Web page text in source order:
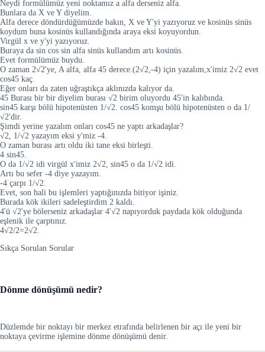
Neydi formülümüz yeni noktamız a alfa derseniz alfa.
Bunlara da X ve Y diyelim.
Alfa derece döndürdüğümüzde bakın, X ve Y'yi yazıyoruz ve kosinüs sinüs
koydum buna kosinüs kullandığında araya eksi koyuyordun.
Virgül x ve y'yi yazıyoruz.
Buraya da sin cos sin alfa sinüs kullandım artı kosinüs.
Evet formülümüz buydu.
O zaman 2√2'ye, A alfa, alfa 45 derece.(2√2,-4) için yazalım,x'imiz 2√2 evet
cos45 kaç.
Eğer onları da zaten uğraştıkça aklınızda kalıyor da.
45 Burası bir bir diyelim burası √2 birim oluyordu 45'in kalıbında.
sin45 karşı bölü hipotenüsten 1/√2. cos45 komşu bölü hipotenüsten o da 1/
√2'dir.
Şimdi yerine yazalım onları cos45 ne yaptı arkadaşlar?
√2, 1/√2 yazayım eksi y'miz -4.
O zaman burası artı oldu iki tane eksi birleşti.
4 sin45.
O da 1/√2 idi virgül x'imiz 2√2, sin45 o da 1/√2 idi.
Artı bu sefer -4 diye yazayım.
-4 çarpı 1/√2.
Evet, son hali bu işlemleri yaptığınızda bitiyor işiniz.
Burada kök ikileri sadeleştirdim 2 kaldı.
4'ü √2'ye bölerseniz arkadaşlar 4'√2 napıyorduk paydada kök olduğunda
eşlenik ile çarptınız.
4√2/2=2√2.
Sıkça Sorulan Sorular
Dönme dönüşümü nedir?
Düzlemde bir noktayı bir merkez etrafında belirlenen bir açı ile yeni bir
noktaya çevirme işlemine dönme dönüşümü denir.